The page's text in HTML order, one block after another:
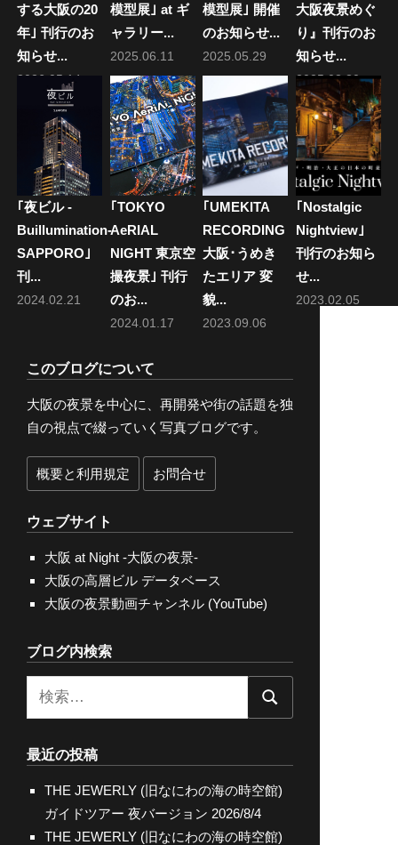
する大阪の20
年｣ 刊行のお
知らせ...
2026.05.14
模型展｣ at ギ
ャラリー...
2025.06.11
模型展｣ 開催
のお知らせ...
2025.05.29
大阪夜景めぐ
り』刊行のお
知らせ...
2025.03.30
｢夜ビル -
Buillumination-
SAPPORO｣
刊...
2024.02.21
｢TOKYO
AeRIAL
NIGHT 東京空
撮夜景｣ 刊行
のお...
2024.01.17
｢UMEKITA
RECORDING
大阪･うめき
たエリア 変
貌...
2023.09.06
｢Nostalgic
Nightview｣
刊行のお知ら
せ...
2023.02.05
このブログについて
大阪の夜景を中心に、再開発や街の話題を独
自の視点で綴っていく写真ブログです。
概要と利用規定 お問合せ
ウェブサイト
大阪 at Night -大阪の夜景-
大阪の高層ビル データベース
大阪の夜景動画チャンネル (YouTube)
ブログ内検索
検
最近の投稿
THE JEWERLY (旧なにわの海の時空館)
ガイドツアー 夜バージョン 2026/8/4
THE JEWERLY (旧なにわの海の時空館)